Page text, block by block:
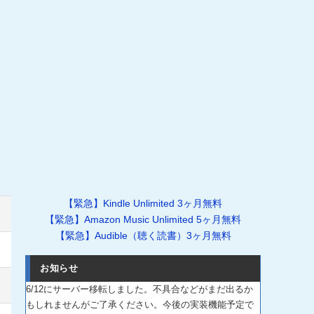
【緊急】Kindle Unlimited 3ヶ月無料
【緊急】Amazon Music Unlimited 5ヶ月無料
【緊急】Audible（聴く読書）3ヶ月無料
お知らせ
6/12にサーバー移転しました。不具合などがまだ出るか
もしれませんがご了承ください。今後の実装機能予定で